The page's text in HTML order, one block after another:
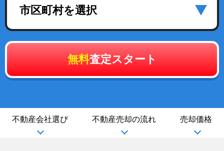
市区町村を選択
無料査定スタート
不動産会社選び 不動産売却の流れ 売却価格